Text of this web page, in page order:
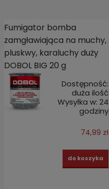
Fumigator bomba
zamgławiająca na muchy,
pluskwy, karaluchy duży
DOBOL BIG 20 g
Dostępność:
duża ilość
Wysyłka w: 24
godziny
74,99 zł
do koszyka